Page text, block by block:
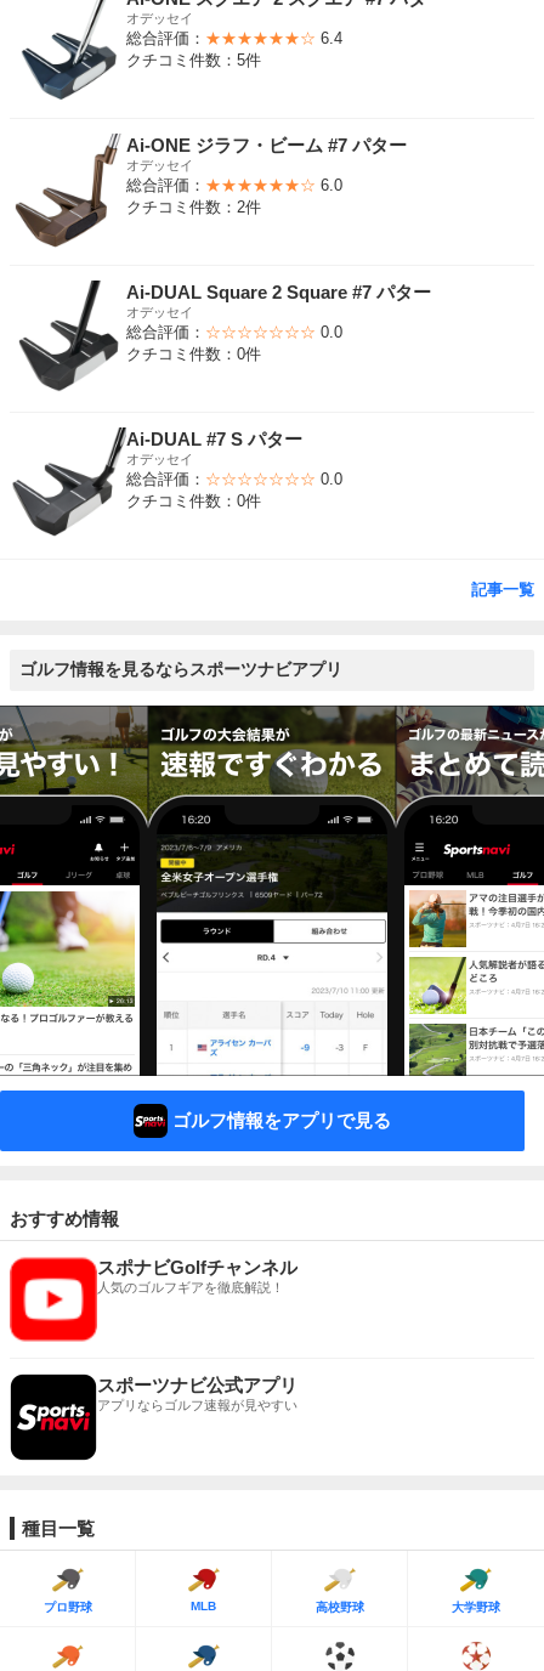
オデッセイ
総合評価： ★★★★★★☆ 6.4
クチコミ件数：5件
Ai-ONE ジラフ・ビーム #7 パター
オデッセイ
総合評価： ★★★★★★☆ 6.0
クチコミ件数：2件
Ai-DUAL Square 2 Square #7 パター
オデッセイ
総合評価： ☆☆☆☆☆☆☆ 0.0
クチコミ件数：0件
Ai-DUAL #7 S パター
オデッセイ
総合評価： ☆☆☆☆☆☆☆ 0.0
クチコミ件数：0件
記事一覧
ゴルフ情報を見るならスポーツナビアプリ
ゴルフ情報をアプリで見る
おすすめ情報
スポナビGolfチャンネル
人気のゴルフギアを徹底解説！
スポーツナビ公式アプリ
アプリならゴルフ速報が見やすい
種目一覧
プロ野球 MLB 高校野球 大学野球